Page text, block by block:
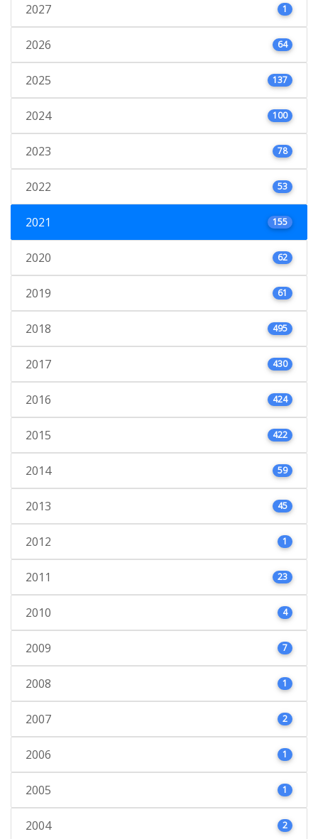
2027 1
2026 64
2025 137
2024 100
2023 78
2022 53
2021 155
2020 62
2019 61
2018 495
2017 430
2016 424
2015 422
2014 59
2013 45
2012 1
2011 23
2010 4
2009 7
2008 1
2007 2
2006 1
2005 1
2004 2